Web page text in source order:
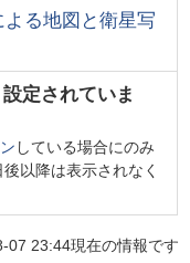
る地図と衛星写
設定されていま
している場合にのみ
以降は表示されなく
07 23:44現在の情報です